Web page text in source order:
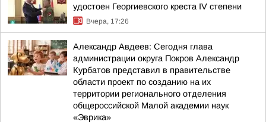
удостоен Георгиевского креста IV степени
Вчера, 17:26
Александр Авдеев: Сегодня глава
администрации округа Покров Александр
Курбатов представил в правительстве
области проект по созданию на их
территории регионального отделения
общероссийской Малой академии наук
«Эврика»